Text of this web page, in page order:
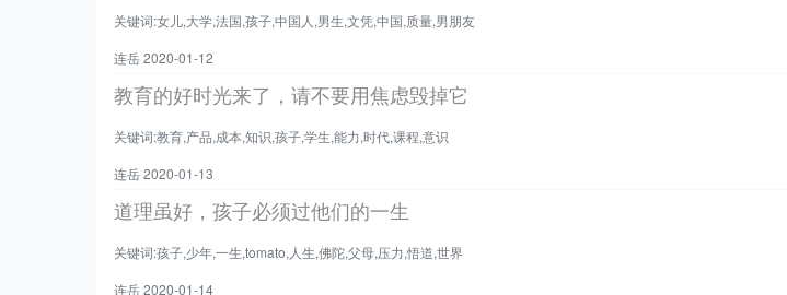
关键词:女儿,大学,法国,孩子,中国人,男生,文凭,中国,质量,男朋友
连岳 2020-01-12
教育的好时光来了，请不要用焦虑毁掉它
关键词:教育,产品,成本,知识,孩子,学生,能力,时代,课程,意识
连岳 2020-01-13
道理虽好，孩子必须过他们的一生
关键词:孩子,少年,一生,tomato,人生,佛陀,父母,压力,悟道,世界
连岳 2020-01-14